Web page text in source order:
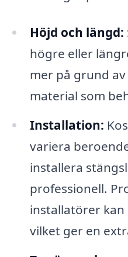
Höjd och längd:
högre eller
mer på grund
material som
Installation:
variera
installera
professionell.
installatörer
vilket ger en